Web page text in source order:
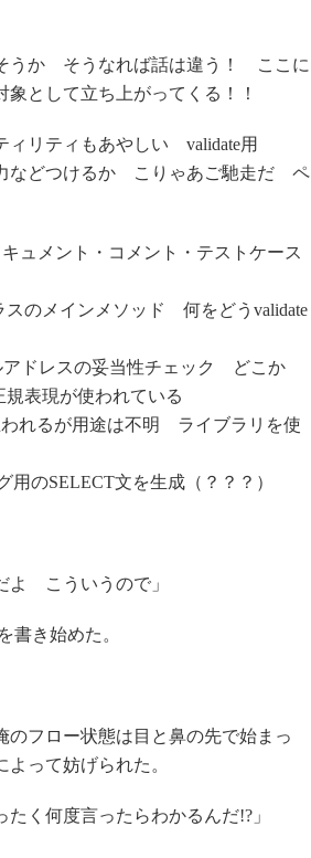
か そうなれば話は違う！ ここに
として立ち上がってくる！！
リティもあやしい validate用
などつけるか こりゃあご馳走だ ペ
メント・コメント・テストケース
のメインメソッド 何をどうvalidate
ドレスの妥当性チェック どこか
表現が使われている
れるが用途は不明 ライブラリを使
のSELECT文を生成（？？？）
こういうので」
き始めた。
フロー状態は目と鼻の先で始まっ
って妨げられた。
く何度言ったらわかるんだ!?」